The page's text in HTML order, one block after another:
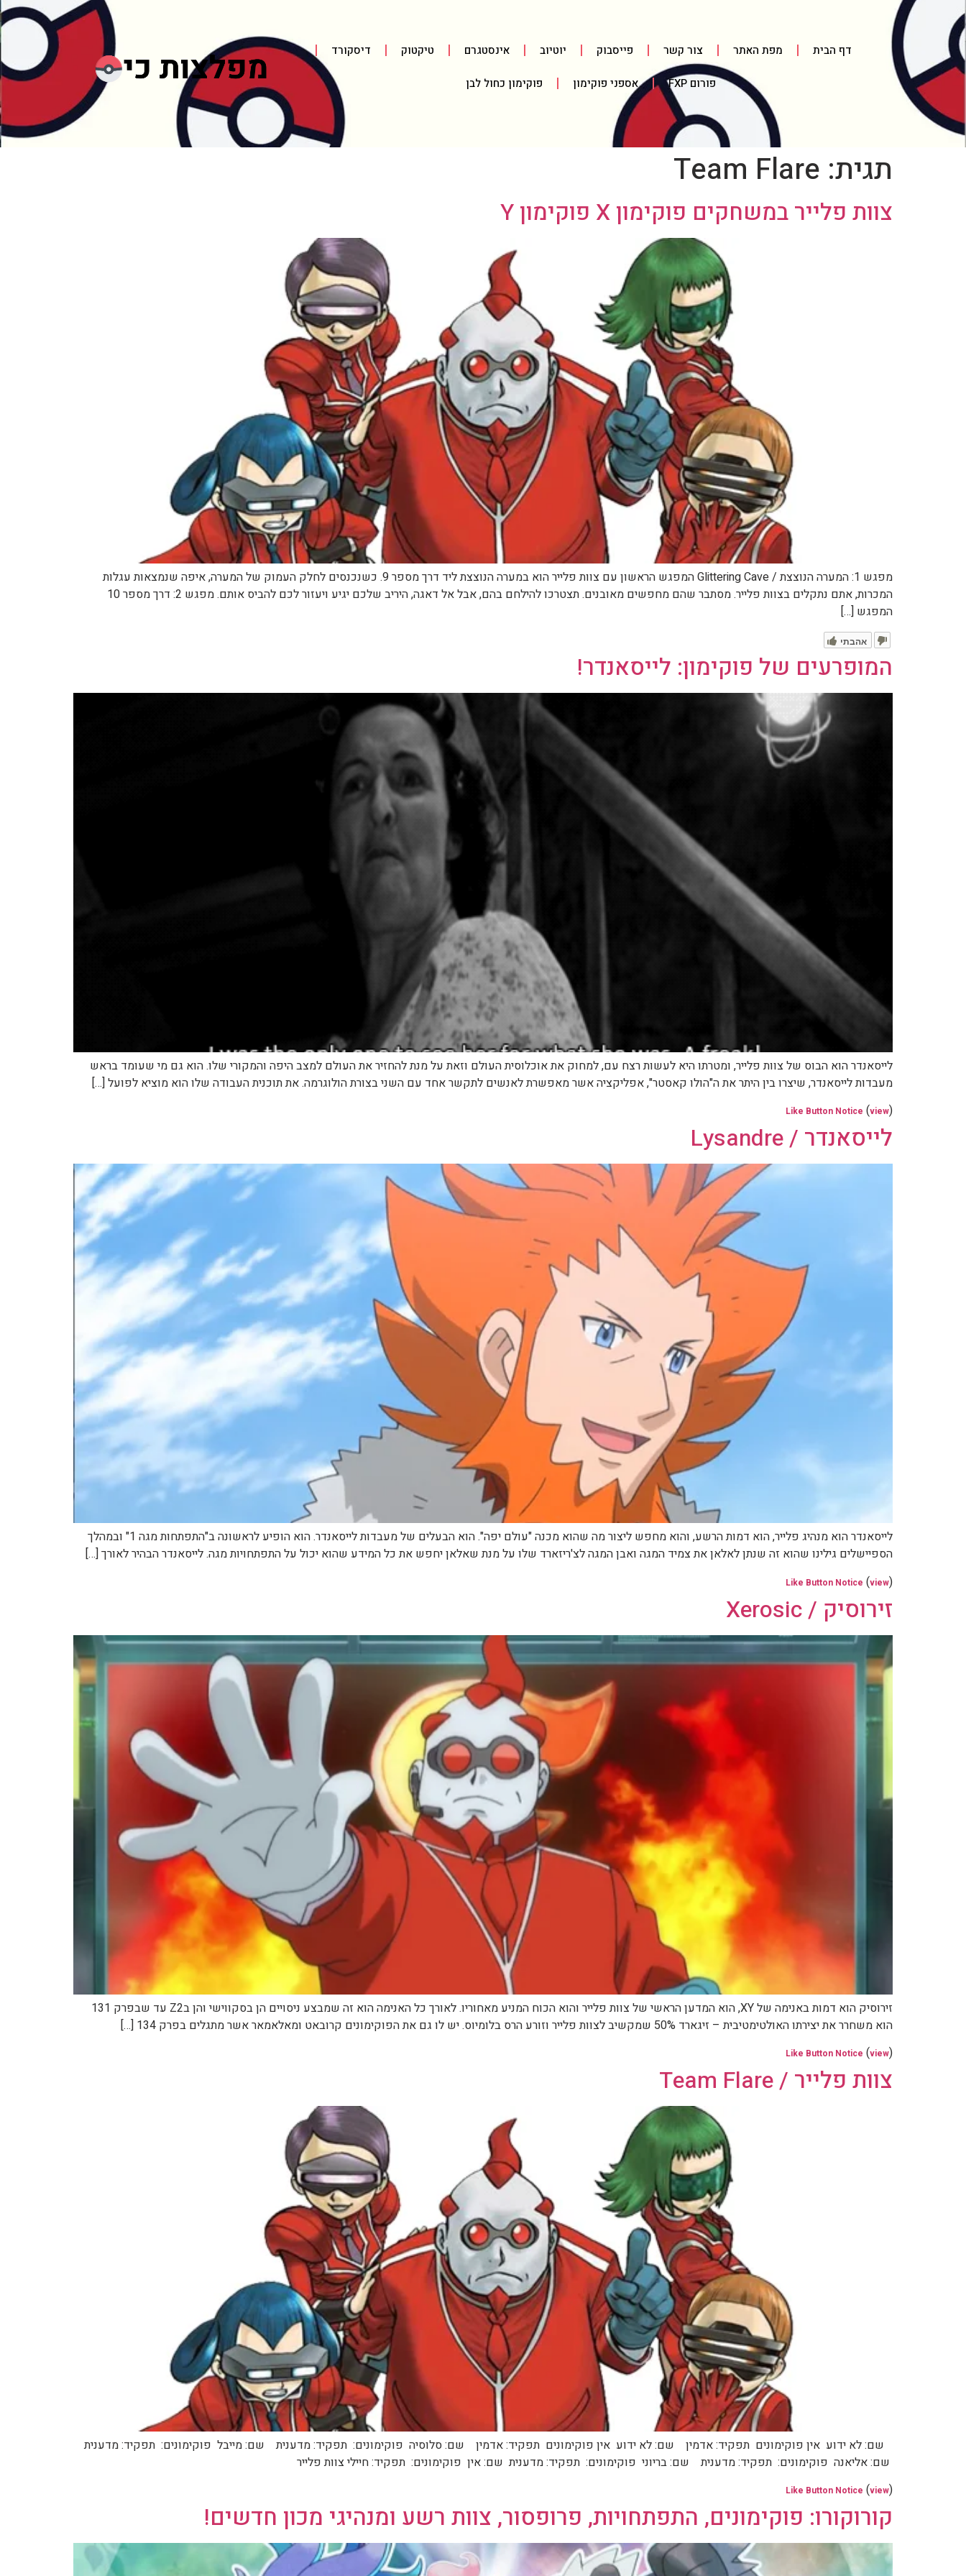
דף הבית מפת האתר צור קשר פייסבוק יוטיוב אינסטגרם טיקטוק דיסקורד
פורום FXP אספני פוקימון פוקימון כחול לבן
תגית: Team Flare
צוות פלייר במשחקים פוקימון X פוקימון Y
מפגש 1: המערה הנוצצת / Glittering Cave המפגש הראשון עם צוות פלייר הוא במערה הנוצצת ליד דרך מספר 9. כשנכנסים לחלק העמוק של המערה, איפה שנמצאות עגלות
המכרות, אתם נתקלים בצוות פלייר. מסתבר שהם מחפשים מאובנים. תצטרכו להילחם בהם, אבל אל דאגה, היריב שלכם יגיע ויעזור לכם להביס אותם. מפגש 2: דרך מספר 10
המפגש […]
אהבתי
המופרעים של פוקימון: לייסאנדר!
לייסאנדר הוא הבוס של צוות פלייר, ומטרתו היא לעשות רצח עם, למחוק את אוכלוסית העולם וזאת על מנת להחזיר את העולם למצב היפה והמקורי שלו. הוא גם מי שעומד בראש
מעבדות לייסאנדר, שיצרו בין היתר את ה"הולו קאסטר", אפליקציה אשר מאפשרת לאנשים לתקשר אחד עם השני בצורת הולוגרמה. את תוכנית העבודה שלו הוא מוציא לפועל […]
Like Button Notice (view)
לייסאנדר / Lysandre
לייסאנדר הוא מנהיג פלייר, הוא דמות הרשע, והוא מחפש ליצור מה שהוא מכנה "עולם יפה". הוא הבעלים של מעבדות לייסאנדר. הוא הופיע לראשונה ב"התפתחות מגה 1" ובמהלך
הספיישלים גילינו שהוא זה שנתן לאלאן את צמיד המגה ואבן המגה לצ'ריזארד שלו על מנת שאלאן יחפש את כל המידע שהוא יכול על התפתחויות מגה. לייסאנדר הבהיר לאורך […]
Like Button Notice (view)
זירוסיק / Xerosic
זירוסיק הוא דמות באנימה של XY, הוא המדען הראשי של צוות פלייר והוא הכוח המניע מאחוריו. לאורך כל האנימה הוא זה שמבצע ניסויים הן בסקווישי והן בZ2 עד שבפרק 131
הוא משחרר את יצירתו האולטימטיבית – זיגארד 50% שמקשיב לצוות פלייר וזורע הרס בלומיוס. יש לו גם את הפוקימונים קרובאט ומאלאמאר אשר מתגלים בפרק 134 […]
Like Button Notice (view)
צוות פלייר / Team Flare
שם: לא ידוע אין פוקימונים תפקיד: אדמין שם: לא ידוע אין פוקימונים תפקיד: אדמין שם: סלוסיה פוקימונים: תפקיד: מדענית שם: מייבל פוקימונים: תפקיד: מדענית
שם: אליאנה פוקימונים: תפקיד: מדענית שם: בריוני פוקימונים: תפקיד: מדענית שם: אין פוקימונים: תפקיד: חיילי צוות פלייר
Like Button Notice (view)
קורוקורו: פוקימונים, התפתחויות, פרופסור, צוות רשע ומנהיגי מכון חדשים!